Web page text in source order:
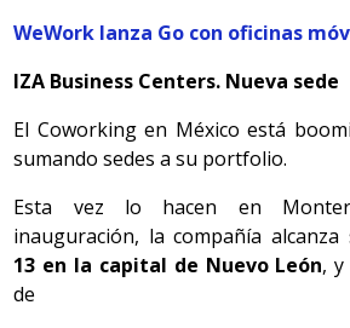
WeWork lanza Go con oficinas
IZA Business Centers. Nueva sede
El Coworking en México está
sumando sedes a su portfolio.
Esta vez lo hacen en
inauguración, la compañía alcanza
13 en la capital de Nuevo León,
de